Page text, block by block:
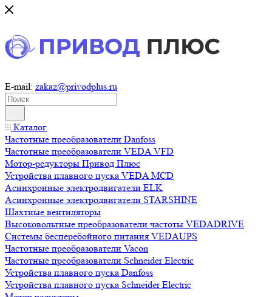
E-mail: zakaz@privodplus.ru
Каталог
Частотные преобразователи Danfoss
Частотные преобразователи VEDA VFD
Мотор-редукторы Привод Плюс
Устройства плавного пуска VEDA MCD
Асинхронные электродвигатели ELK
Асинхронные электродвигатели STARSHINE
Шахтные вентиляторы
Высоковольтные преобразователи частоты VEDADRIVE
Системы бесперебойного питания VEDAUPS
Частотные преобразователи Vacon
Частотные преобразователи Schneider Electric
Устройства плавного пуска Danfoss
Устройства плавного пуска Schneider Electric